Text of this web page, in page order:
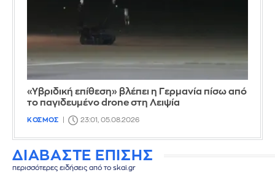
«Υβριδική επίθεση» βλέπει η Γερμανία πίσω από
το παγιδευμένο drone στη Λειψία
ΚΟΣΜΟΣ 23:01, 05.08.2026
ΔΙΑΒΑΣΤΕ ΕΠΙΣΗΣ
περισσότερες ειδήσεις από το skai.gr